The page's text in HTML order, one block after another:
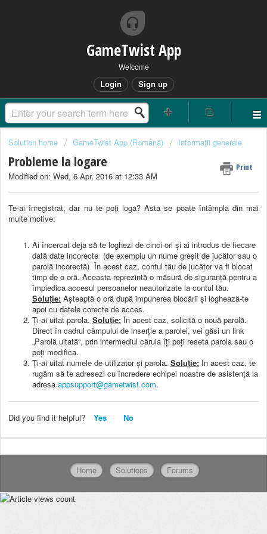
GameTwist App
Welcome
Login Sign up
Solution home GameTwist App (Română) Informaţii generale
Probleme la logare Print
Modified on: Wed, 6 Apr, 2016 at 12:33 AM
Te-ai înregistrat, dar nu te poți loga? Asta se poate întâmpla din mai
multe motive:
Ai încercat deja să te loghezi de cinci ori și ai introdus de fiecare
dată date incorecte (de exemplu un nume greșit de jucător sau o
parolă incorectă) În acest caz, contul tău de jucător va fi blocat
timp de o oră. Aceasta reprezintă o măsură de siguranță pentru a
împiedica accesul persoanelor neautorizate la contul tău.
Soluție: Așteaptă o oră după impunerea blocării și loghează-te
apoi cu datele corecte de acces.
Ţi-ai uitat parola. Soluție: În acest caz, solicită o nouă parolă.
Direct în cadrul câmpului de inserție a parolei, vei găsi un link
„Parolă uitată“, prin intermediul căruia îți poți reseta parola sau o
poți modifica.
Ţi-ai uitat numele de utilizator și parola. Soluție: În acest caz, te
rugăm să te adresezi cu încredere echipei noastre de asistență la
adresa appsupport@gametwist.com.
Did you find it helpful? Yes No
Home Solutions Forums